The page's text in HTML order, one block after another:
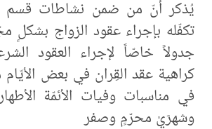
يُذكر أنّ من ضمن نشاطات قسم
تكفّله بإجراء عقود الزواج بشكلٍ
جدولاً خاصّاً لإجراء العقود
كراهية عقد القِران في بعض
في مناسبات وفيات الأئمّة
وشهرَيْ محرّمٍ وصفر